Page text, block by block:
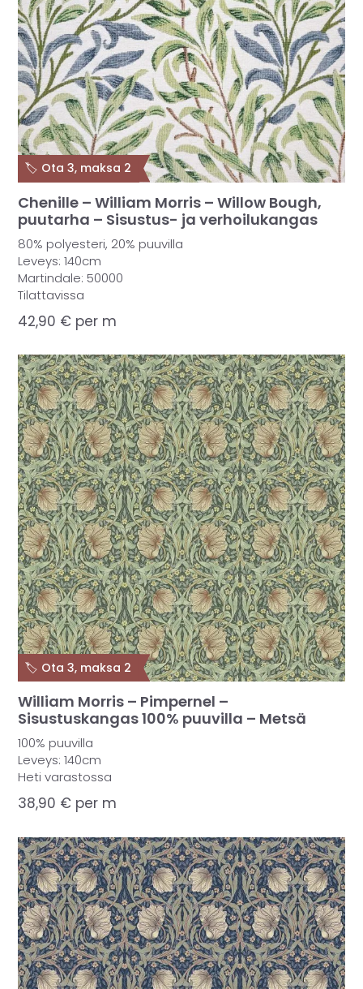
Chenille – William Morris – Willow Bough,
puutarha – Sisustus- ja verhoilukangas
80% polyesteri, 20% puuvilla
Leveys: 140cm
Martindale: 50000
Tilattavissa
42,90 € per m
🏷️ Ota 3, maksa 2
William Morris – Pimpernel –
Sisustuskangas 100% puuvilla – Metsä
100% puuvilla
Leveys: 140cm
Heti varastossa
38,90 € per m
🏷️ Ota 3, maksa 2